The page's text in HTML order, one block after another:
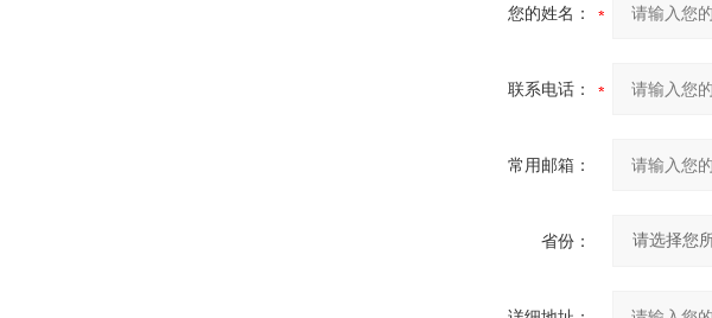
您的姓名：
联系电话：
常用邮箱：
省份：